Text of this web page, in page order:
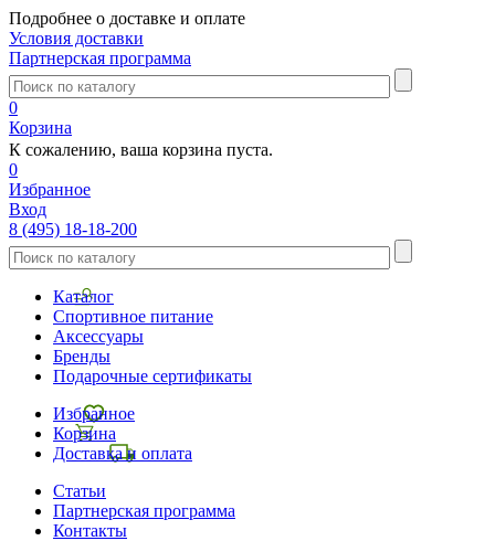
Подробнее о доставке и оплате
Условия доставки
Партнерская программа
0
Корзина
К сожалению, ваша корзина пуста.
0
Избранное
Вход
8 (495) 18-18-200
Каталог
Спортивное питание
Аксессуары
Бренды
Подарочные сертификаты
Избранное
Корзина
Доставка и оплата
Статьи
Партнерская программа
Контакты